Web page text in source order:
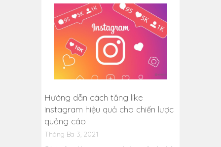
Hướng dẫn cách tăng like
instagram hiệu quả cho chiến lược
quảng cáo
Tháng Ba 3, 2021